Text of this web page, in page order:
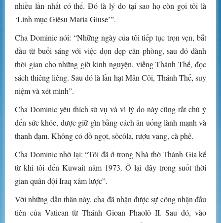
nhiều lần nhất có thể. Đó là lý do tại sao họ còn gọi tôi là
‘Linh mục Giêsu Maria Giuse’”.
Cha Dominic nói: “Những ngày của tôi tiếp tục trọn vẹn, bắt
đầu từ buổi sáng với việc dọn dẹp căn phòng, sau đó dành
thời gian cho những giờ kinh nguyện, viếng Thánh Thể, đọc
sách thiêng liêng. Sau đó là lần hạt Mân Côi, Thánh Thể, suy
niệm và xét mình”.
Cha Dominic yêu thích sứ vụ và vì lý do này cũng rất chú ý
đến sức khỏe, được giữ gìn bằng cách ăn uống lành mạnh và
thanh đạm. Không có đồ ngọt, sôcôla, rượu vang, cà phê.
Cha Dominic nhớ lại: “Tôi đã ở trong Nhà thờ Thánh Gia kể
từ khi tôi đến Kuwait năm 1973. Ở lại đây trong suốt thời
gian quân đội Iraq xâm lược”.
Với những dấn thân này, cha đã nhận được sự công nhận đầu
tiên của Vatican từ Thánh Gioan Phaolô II. Sau đó, vào